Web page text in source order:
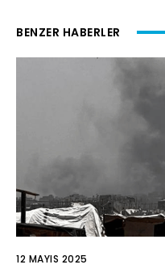
BENZER HABERLER
12 MAYIS 2025